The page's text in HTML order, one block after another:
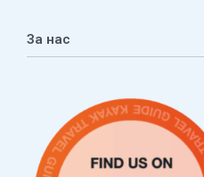
Листа на желби
За нас
Услови за плаќање и
Наши партнери